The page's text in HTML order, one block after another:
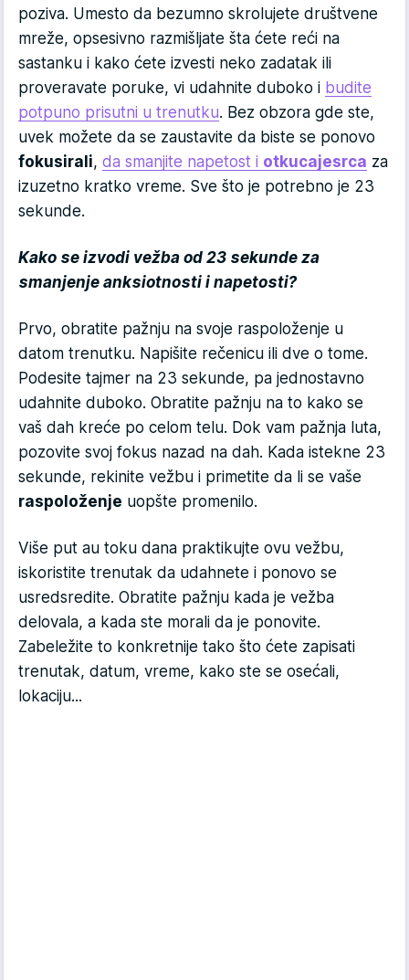
poziva. Umesto da bezumno skrolujete društvene
mreže, opsesivno razmišljate šta ćete reći na
sastanku i kako ćete izvesti neko zadatak ili
proveravate poruke, vi udahnite duboko i budite
potpuno prisutni u trenutku. Bez obzora gde ste,
uvek možete da se zaustavite da biste se ponovo
fokusirali, da smanjite napetost i otkucajesrca za
izuzetno kratko vreme. Sve što je potrebno je 23
sekunde.
Kako se izvodi vežba od 23 sekunde za
smanjenje anksiotnosti i napetosti?
Prvo, obratite pažnju na svoje raspoloženje u
datom trenutku. Napišite rečenicu ili dve o tome.
Podesite tajmer na 23 sekunde, pa jednostavno
udahnite duboko. Obratite pažnju na to kako se
vaš dah kreće po celom telu. Dok vam pažnja luta,
pozovite svoj fokus nazad na dah. Kada istekne 23
sekunde, rekinite vežbu i primetite da li se vaše
raspoloženje uopšte promenilo.
Više put au toku dana praktikujte ovu vežbu,
iskoristite trenutak da udahnete i ponovo se
usredsredite. Obratite pažnju kada je vežba
delovala, a kada ste morali da je ponovite.
Zabeležite to konkretnije tako što ćete zapisati
trenutak, datum, vreme, kako ste se osećali,
lokaciju...